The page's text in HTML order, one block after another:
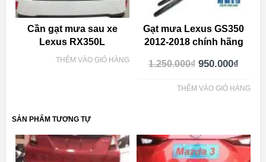
Cần gạt mưa sau xe
Lexus RX350L
THÊM VÀO GIỎ HÀNG
Gạt mưa Lexus GS350
2012-2018 chính hãng
1.250.000₫ 950.000₫
THÊM VÀO GIỎ HÀNG
SẢN PHẨM TƯƠNG TỰ